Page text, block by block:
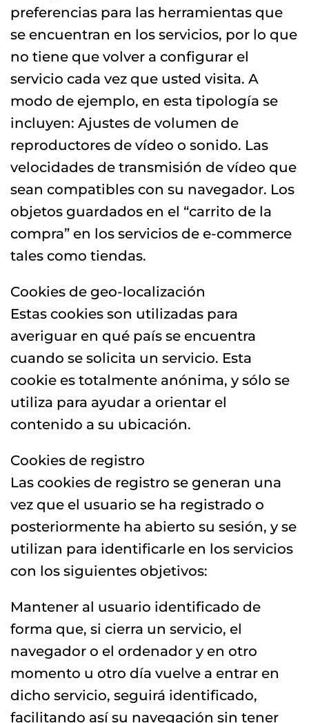
preferencias para las herramientas que
se encuentran en los servicios, por lo que
no tiene que volver a configurar el
servicio cada vez que usted visita. A
modo de ejemplo, en esta tipología se
incluyen: Ajustes de volumen de
reproductores de vídeo o sonido. Las
velocidades de transmisión de vídeo que
sean compatibles con su navegador. Los
objetos guardados en el “carrito de la
compra” en los servicios de e-commerce
tales como tiendas.
Cookies de geo-localización
Estas cookies son utilizadas para
averiguar en qué país se encuentra
cuando se solicita un servicio. Esta
cookie es totalmente anónima, y sólo se
utiliza para ayudar a orientar el
contenido a su ubicación.
Cookies de registro
Las cookies de registro se generan una
vez que el usuario se ha registrado o
posteriormente ha abierto su sesión, y se
utilizan para identificarle en los servicios
con los siguientes objetivos:
Mantener al usuario identificado de
forma que, si cierra un servicio, el
navegador o el ordenador y en otro
momento u otro día vuelve a entrar en
dicho servicio, seguirá identificado,
facilitando así su navegación sin tener